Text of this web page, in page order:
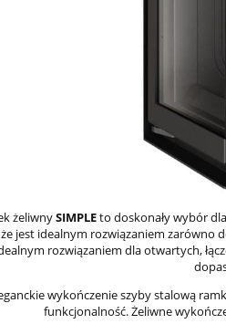
żeliwnySIMPLEto doskonały wybór
jest idealnym rozwiązaniem zarówno
rozwiązaniem dla otwartych,
wykończenie szyby stalową
funkcjonalność. Żeliwne